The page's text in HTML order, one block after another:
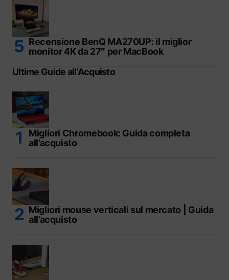
Recensione BenQ MA270UP: il miglior
monitor 4K da 27″ per MacBook
Ultime Guide all'Acquisto
Migliori Chromebook: Guida completa
all’acquisto
Migliori mouse verticali sul mercato | Guida
all’acquisto